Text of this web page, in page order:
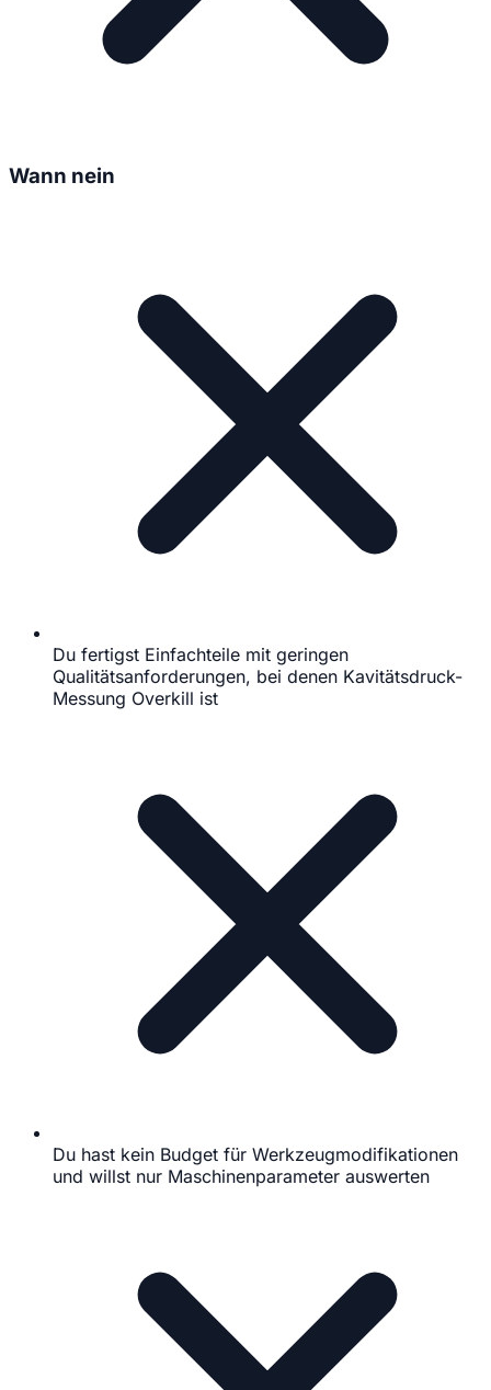
Wann nein
Du fertigst Einfachteile mit geringen
Qualitätsanforderungen, bei denen Kavitätsdruck-
Messung Overkill ist
Du hast kein Budget für Werkzeugmodifikationen
und willst nur Maschinenparameter auswerten